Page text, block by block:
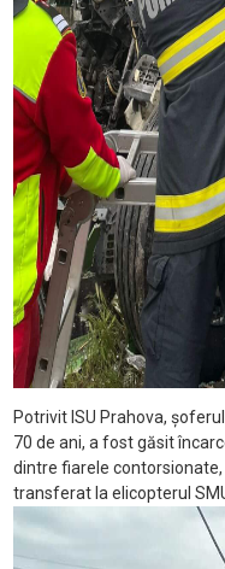
Potrivit ISU Prahova,
70 de ani, a fost găsit
dintre fiarele
transferat la elicopterul